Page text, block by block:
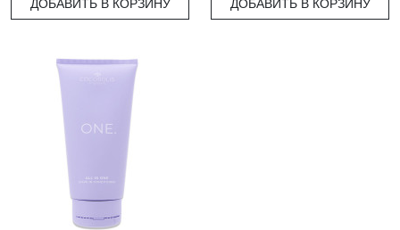
ДОБАВИТЬ В КОРЗИНУ ДОБАВИТЬ В КОРЗИНУ